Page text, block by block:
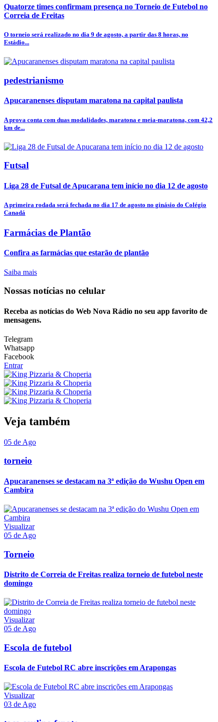
Quatorze times confirmam presença no Torneio de Futebol no
Correia de Freitas
O torneio será realizado no dia 9 de agosto, a partir das 8 horas, no
Estádio...
pedestrianismo
Apucaranenses disputam maratona na capital paulista
A prova conta com duas modalidades, maratona e meia-maratona, com 42,2
km de...
Futsal
Liga 28 de Futsal de Apucarana tem início no dia 12 de agosto
A primeira rodada será fechada no dia 17 de agosto no ginásio do Colégio
Canadá
Farmácias de Plantão
Confira as farmácias que estarão de plantão
Saiba mais
Nossas notícias no celular
Receba as notícias do Web Nova Rádio no seu app favorito de
mensagens.
Telegram
Whatsapp
Facebook
Entrar
Veja também
05 de Ago
torneio
Apucaranenses se destacam na 3ª edição do Wushu Open em
Cambira
Visualizar
05 de Ago
Torneio
Distrito de Correia de Freitas realiza torneio de futebol neste
domingo
Visualizar
05 de Ago
Escola de futebol
Escola de Futebol RC abre inscrições em Arapongas
Visualizar
03 de Ago